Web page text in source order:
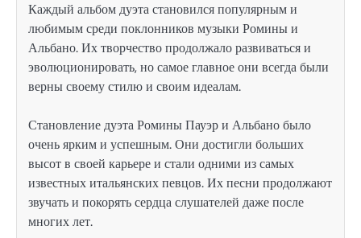
Каждый альбом дуэта становился популярным и
любимым среди поклонников музыки Ромины и
Альбано. Их творчество продолжало развиваться и
эволюционировать, но самое главное они всегда были
верны своему стилю и своим идеалам.
Становление дуэта Ромины Пауэр и Альбано было
очень ярким и успешным. Они достигли больших
высот в своей карьере и стали одними из самых
известных итальянских певцов. Их песни продолжают
звучать и покорять сердца слушателей даже после
многих лет.